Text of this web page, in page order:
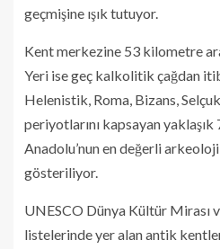
geçmişine ışık tutuyor.
Kent merkezine 53 kilometre
Yeri ise geç kalkolitik çağdan
Helenistik, Roma, Bizans,
periyotlarını kapsayan yaklaşık
Anadolu’nun en değerli
gösteriliyor.
UNESCO Dünya Kültür Mirası
listelerinde yer alan antik